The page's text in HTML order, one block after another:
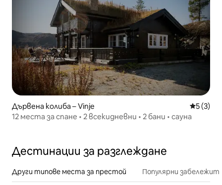
Дървена колиба – Vinje Средна
5 (3)
12 места за спане • 2 всекидневни • 2 бани • сауна
Дестинации за разглеждане
Други типове места за престой Популярни